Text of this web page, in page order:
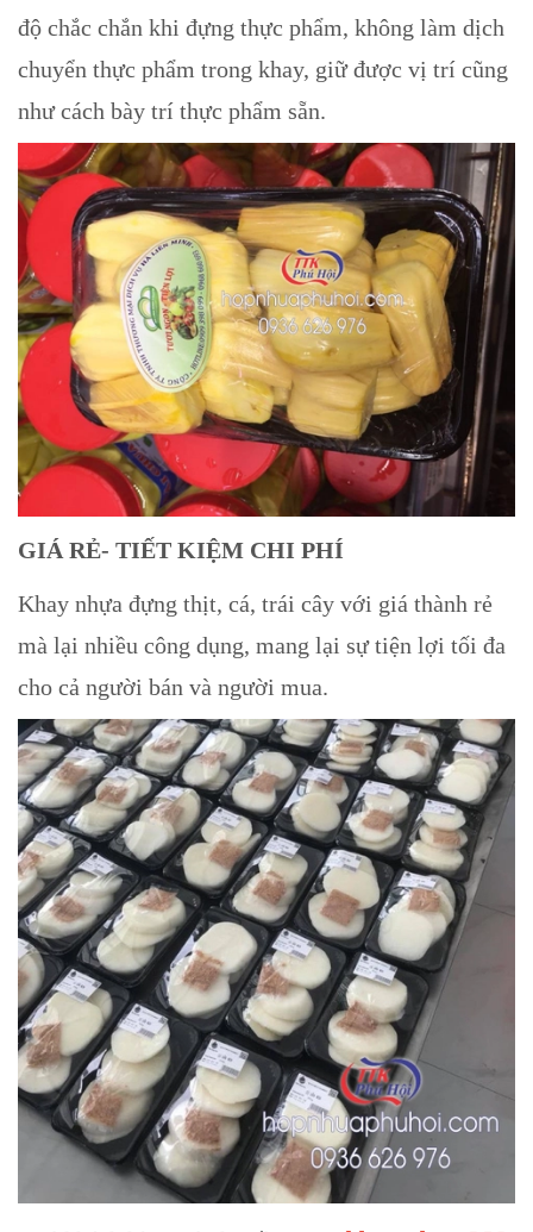
độ chắc chắn khi đựng thực phẩm, không làm dịch
chuyển thực phẩm trong khay, giữ được vị trí cũng
như cách bày trí thực phẩm sẵn.
GIÁ RẺ- TIẾT KIỆM CHI PHÍ
Khay nhựa đựng thịt, cá, trái cây với giá thành rẻ
mà lại nhiều công dụng, mang lại sự tiện lợi tối đa
cho cả người bán và người mua.